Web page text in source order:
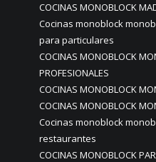
COCINAS MONOBLOCK
Cocinas monoblock
para particulares
COCINAS MONOBLOCK
PROFESIONALES
COCINAS MONOBLOCK
COCINAS MONOBLOCK
Cocinas monoblock
restaurantes
COCINAS MONOBLOCK